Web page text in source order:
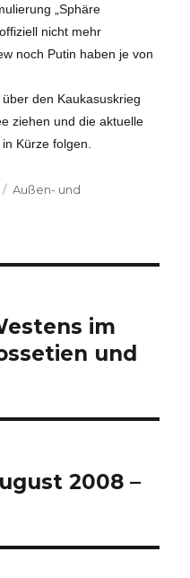
„Sphäre
nicht mehr
noch Putin haben je von
den Kaukasuskrieg
ziehen und die aktuelle
Kürze folgen.
Kategorien
Außen- und
im
und
2008 –